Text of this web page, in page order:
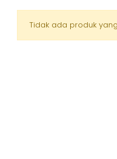
Tidak ada produk